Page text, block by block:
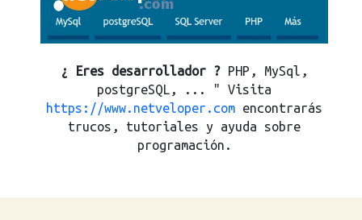
¿ Eres desarrollador ? PHP, MySql,
postgreSQL, ... " Visita
https://www.netveloper.com encontrarás
trucos, tutoriales y ayuda sobre
programación.